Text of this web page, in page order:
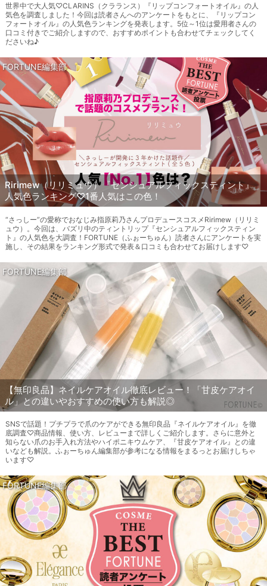
世界中で大人気♡CLARINS（クラランス）『リップコンフォートオイル』の人
気色を調査しました！今回は読者さんへのアンケートをもとに、『リップコン
フォートオイル』の人気色ランキングを発表します。5位～1位は愛用者さんの
口コミ付きでご紹介しますので、おすすめポイントも合わせてチェックしてく
ださいね♪
FORTUNE編集部
Ririmew（リリミュウ）『センシュアルフィックスティント』
人気色ランキング♡1番人気はこの色！
“さっしー”の愛称でおなじみ指原莉乃さんプロデュースコスメRirimew（リリミ
ュウ）。今回は、バズリ中のティントリップ『センシュアルフィックスティン
ト』の人気色を大調査！FORTUNE（ふぉーちゅん）読者さんにアンケートを実
施し、その結果をランキング形式で発表＆口コミも合わせてお届けします♡
FORTUNE編集部
【無印良品】ネイルケアオイル徹底レビュー！「甘皮ケアオイ
ル」との違いやおすすめの使い方も解説◎
SNSで話題！プチプラで爪のケアができる無印良品『ネイルケアオイル』を徹
底調査♡商品情報、使い方、レビューまで詳しくご紹介します。さらに意外と
知らない爪のお手入れ方法やハイポニキウムケア、『甘皮ケアオイル』との違
いなども解説。ふぉーちゅん編集部が参考になる情報をまるっとお届けしちゃ
います♡
FORTUNE編集部